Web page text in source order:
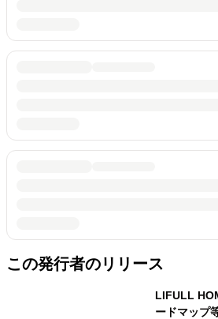
この発行者のリリース
LIFULL
ードマップ